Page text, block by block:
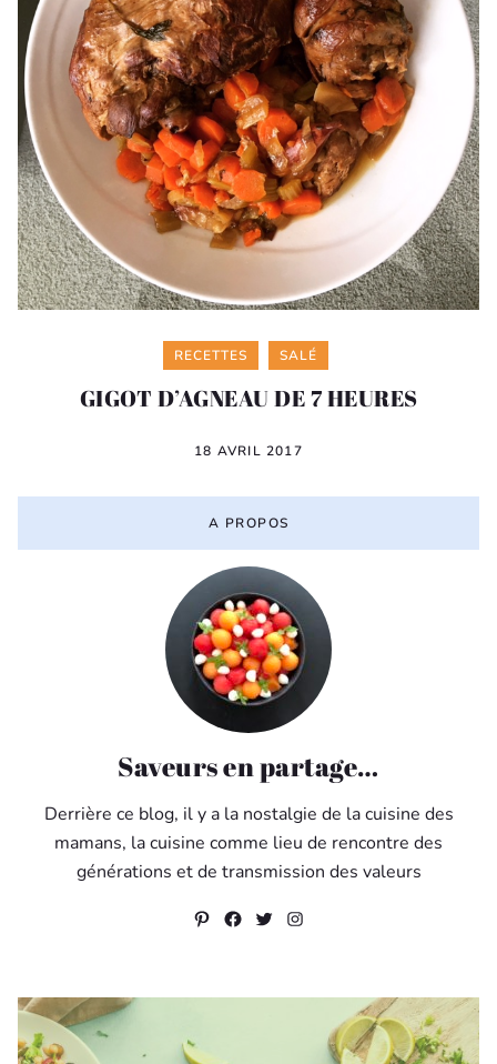
Categories
RECETTES SALÉ
GIGOT D’AGNEAU DE 7 HEURES
18 AVRIL 2017
A PROPOS
Saveurs en partage…
Derrière ce blog, il y a la nostalgie de la cuisine des
mamans, la cuisine comme lieu de rencontre des
générations et de transmission des valeurs
Pinterest
Facebook
Twitter
Instagram